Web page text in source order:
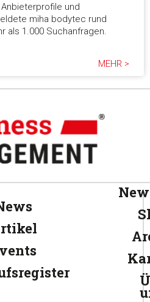
und
miha bodytec rund
als 1.000 Suchanfragen.
MEHR >